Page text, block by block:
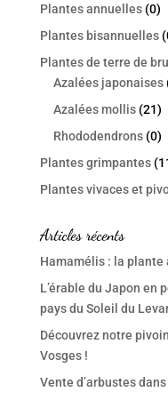
Plantes annuelles (0)
Plantes bisannuelles
Plantes de terre de
Azalées japonaises
Azalées mollis (21)
Rhododendrons (0)
Plantes grimpantes
Plantes vivaces et
Articles récents
Hamamélis : la
L’érable du Japon en
pays du Soleil du
Découvrez notre
Vosges !
Vente d’arbustes